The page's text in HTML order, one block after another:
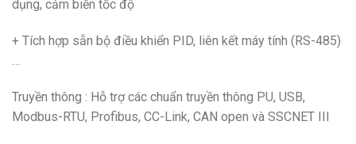
dụng, cảm biến tốc độ
+ Tích hợp sẵn bộ điều khiển PID, liên kết máy tính (RS-485)
…
Truyền thông : Hỗ trợ các chuẩn truyền thông PU, USB,
Modbus-RTU, Profibus, CC-Link, CAN open và SSCNET III